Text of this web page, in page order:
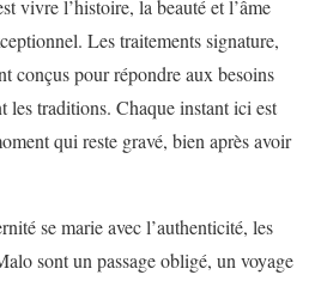
vivre l’histoire, la beauté et l’âme
Les traitements signature,
conçus pour répondre aux besoins
les traditions. Chaque instant ici est
qui reste gravé, bien après avoir
se marie avec l’authenticité, les
sont un passage obligé, un voyage